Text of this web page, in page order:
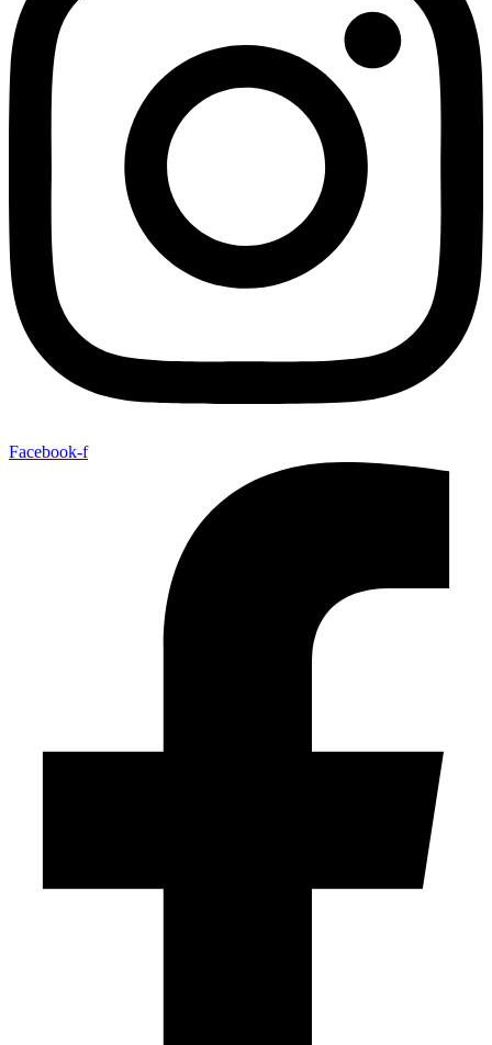
Facebook-f